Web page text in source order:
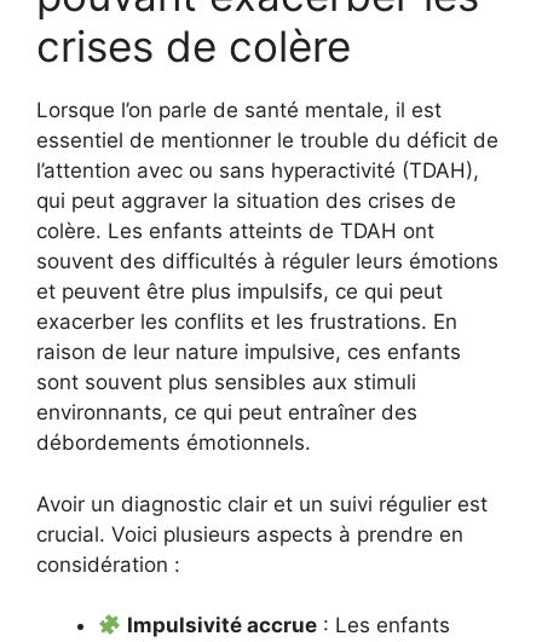
crises de colère
Lorsque l’on parle de santé mentale, il est
essentiel de mentionner le trouble du déficit de
l’attention avec ou sans hyperactivité (TDAH),
qui peut aggraver la situation des crises de
colère. Les enfants atteints de TDAH ont
souvent des difficultés à réguler leurs émotions
et peuvent être plus impulsifs, ce qui peut
exacerber les conflits et les frustrations. En
raison de leur nature impulsive, ces enfants
sont souvent plus sensibles aux stimuli
environnants, ce qui peut entraîner des
débordements émotionnels.
Avoir un diagnostic clair et un suivi régulier est
crucial. Voici plusieurs aspects à prendre en
considération :
Impulsivité accrue : Les enfants